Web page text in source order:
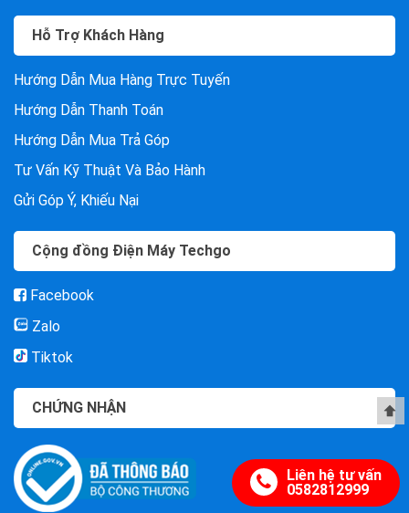
Liên hệ tư vấn
0582812999
Hỗ Trợ Khách Hàng
Hướng Dẫn Mua Hàng Trực Tuyến
Hướng Dẫn Thanh Toán
Hướng Dẫn Mua Trả Góp
Tư Vấn Kỹ Thuật Và Bảo Hành
Gửi Góp Ý, Khiếu Nại
Cộng đồng Điện Máy Techgo
Facebook
Zalo
Tiktok
CHỨNG NHẬN